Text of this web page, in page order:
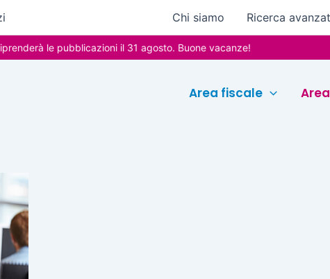
Chi siamo Ricerca
le pubblicazioni il 31 agosto. Buone vacanze!
Area fiscale